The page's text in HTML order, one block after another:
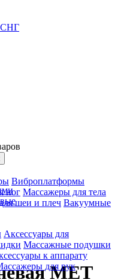
СНГ
Виброплатформы
ног Массажеры для тела
шеи и плеч Вакуумные
Аксессуары для
Массажные подушки
к аппарату
для рук
MET